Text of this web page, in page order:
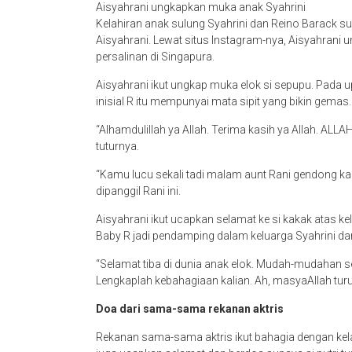
Aisyahrani ungkapkan muka anak Syahrini
Kelahiran anak sulung Syahrini dan Reino Barack
Aisyahrani. Lewat situs Instagram-nya, Aisyahrani
persalinan di Singapura.
Aisyahrani ikut ungkap muka elok si sepupu. Pada
inisial R itu mempunyai mata sipit yang bikin gemas.
“Alhamdulillah ya Allah. Terima kasih ya Allah.
tuturnya.
“Kamu lucu sekali tadi malam aunt Rani gendong
dipanggil Rani ini.
Aisyahrani ikut ucapkan selamat ke si kakak atas
Baby R jadi pendamping dalam keluarga Syahrini
“Selamat tiba di dunia anak elok. Mudah-mudahan
Lengkaplah kebahagiaan kalian. Ah, masyaAllah
Doa dari sama-sama rekanan aktris
Rekanan sama-sama aktris ikut bahagia dengan